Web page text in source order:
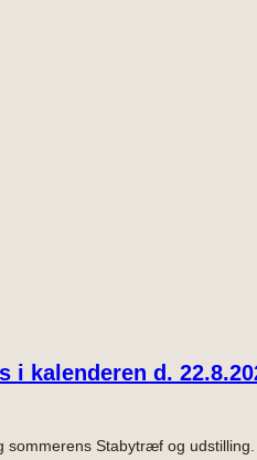
i kalenderen d.
sommerens Stabytræf og udstilling.